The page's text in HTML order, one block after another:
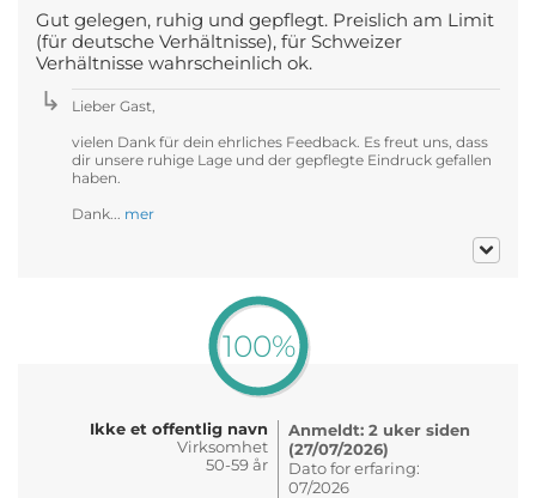
Gut gelegen, ruhig und gepflegt. Preislich am Limit
(für deutsche Verhältnisse), für Schweizer
Verhältnisse wahrscheinlich ok.
Lieber Gast,
vielen Dank für dein ehrliches Feedback. Es freut uns, dass
dir unsere ruhige Lage und der gepflegte Eindruck gefallen
haben.
Dank... mer
100%
Ikke et offentlig navn
Virksomhet
50-59 år
Anmeldt: 2 uker siden
(27/07/2026)
Dato for erfaring:
07/2026